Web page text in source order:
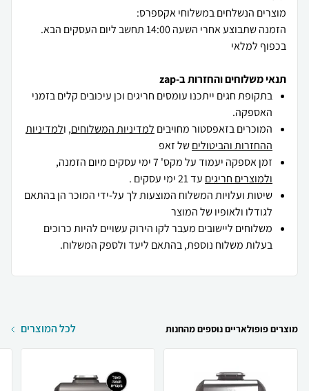
הזמנה שתבוצע אחרי השעה 14:00 תחשב ליום העסקים הבא.
בכפוף למלאי
תנאי משלוחים והחזרות ב-zap
בתקופת חגים ייתכנו עומסים חריגים וכן עיכובים קלים בזמני
האספקה.
המוכרים בזאפסטור מחויבים למדיניות המשלוחים, ולמדיניות
ההחזרות והביטוליםשל זאפ
זמן אספקה יעמוד על מקס' 7 ימי עסקים מיום הזמנה,
ולמוצרים חריגים עד 21 ימי עסקים .
שיטות ועלויות המשלוח המוצעות לך על-ידי המוכר הן בהתאם
לגודלו ולאופיו של המוצר
משלוחים ליישובים מעבר לקו הירוק עשויים להיות כרוכים
בעלות משלוח נוספת, בהתאם ליעד ולספק המשלוח.
מוצרים פופולאריים נוספים מהחנות לכל המוצרים